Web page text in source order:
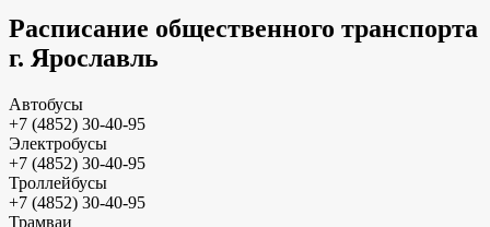
Расписание общественного транспорта
г. Ярославль
Автобусы
+7 (4852) 30-40-95
Электробусы
+7 (4852) 30-40-95
Троллейбусы
+7 (4852) 30-40-95
Трамваи